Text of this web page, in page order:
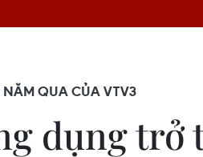
NĂM QUA CỦA VTV3
dụng trở